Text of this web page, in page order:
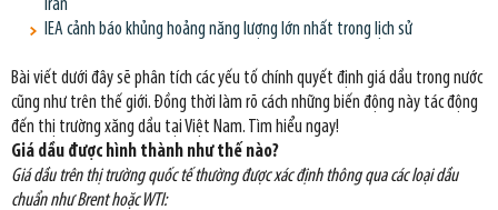
Iran
IEA cảnh báo khủng hoảng năng lượng lớn nhất trong lịch sử
Bài viết dưới đây sẽ phân tích các yếu tố chính quyết định giá dầu trong nước
cũng như trên thế giới. Đồng thời làm rõ cách những biến động này tác động
đến thị trường xăng dầu tại Việt Nam. Tìm hiểu ngay!
Giá dầu được hình thành như thế nào?
Giá dầu trên thị trường quốc tế thường được xác định thông qua các loại dầu
chuẩn như Brent hoặc WTI: